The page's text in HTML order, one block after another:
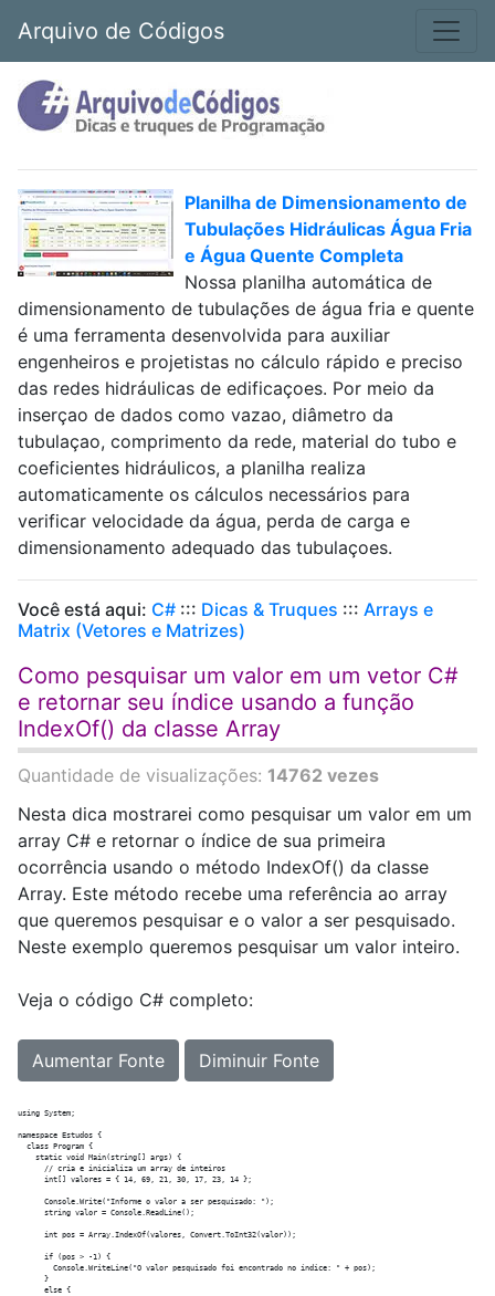
Arquivo de Códigos
Planilha de Dimensionamento de
Tubulações Hidráulicas Água Fria
e Água Quente Completa
Nossa planilha automática de
dimensionamento de tubulações de água fria e quente
é uma ferramenta desenvolvida para auxiliar
engenheiros e projetistas no cálculo rápido e preciso
das redes hidráulicas de edificaçoes. Por meio da
inserçao de dados como vazao, diâmetro da
tubulaçao, comprimento da rede, material do tubo e
coeficientes hidráulicos, a planilha realiza
automaticamente os cálculos necessários para
verificar velocidade da água, perda de carga e
dimensionamento adequado das tubulaçoes.
Você está aqui: C# ::: Dicas & Truques ::: Arrays e
Matrix (Vetores e Matrizes)
Como pesquisar um valor em um vetor C#
e retornar seu índice usando a função
IndexOf() da classe Array
Quantidade de visualizações: 14762 vezes
Nesta dica mostrarei como pesquisar um valor em um
array C# e retornar o índice de sua primeira
ocorrência usando o método IndexOf() da classe
Array. Este método recebe uma referência ao array
que queremos pesquisar e o valor a ser pesquisado.
Neste exemplo queremos pesquisar um valor inteiro.
Veja o código C# completo:
Aumentar Fonte Diminuir Fonte
using System;
namespace Estudos {
  class Program {
    static void Main(string[] args) {
      // cria e inicializa um array de inteiros
      int[] valores = { 14, 69, 21, 30, 17, 23, 14 };
      Console.Write("Informe o valor a ser pesquisado: ");
      string valor = Console.ReadLine();
      int pos = Array.IndexOf(valores, Convert.ToInt32(valor));
      if (pos > -1) {
        Console.WriteLine("O valor pesquisado foi encontrado no índice: " + pos);
      }
      else {